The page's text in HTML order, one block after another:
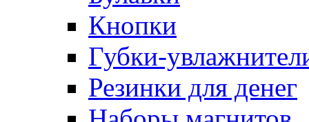
Кнопки
Губки-
Резинки для денег